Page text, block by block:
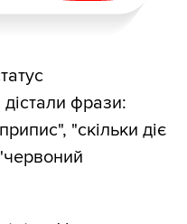
фрази:
"скільки діє